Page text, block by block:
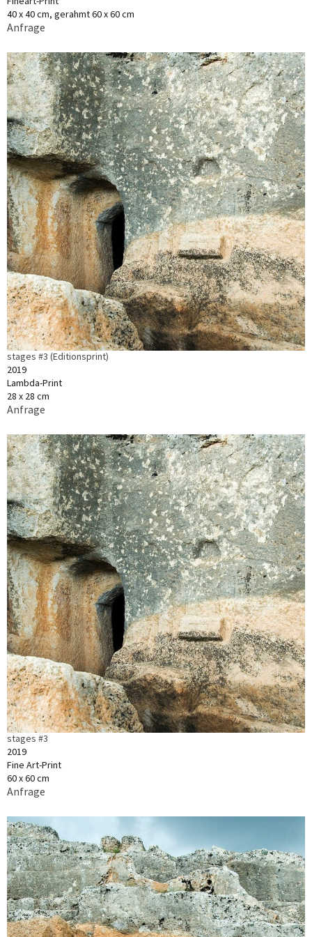
40 x 40 cm, gerahmt 60 x 60 cm
Anfrage
stages #3 (Editionsprint)
2019
Lambda-Print
28 x 28 cm
Anfrage
stages #3
2019
Fine Art-Print
60 x 60 cm
Anfrage